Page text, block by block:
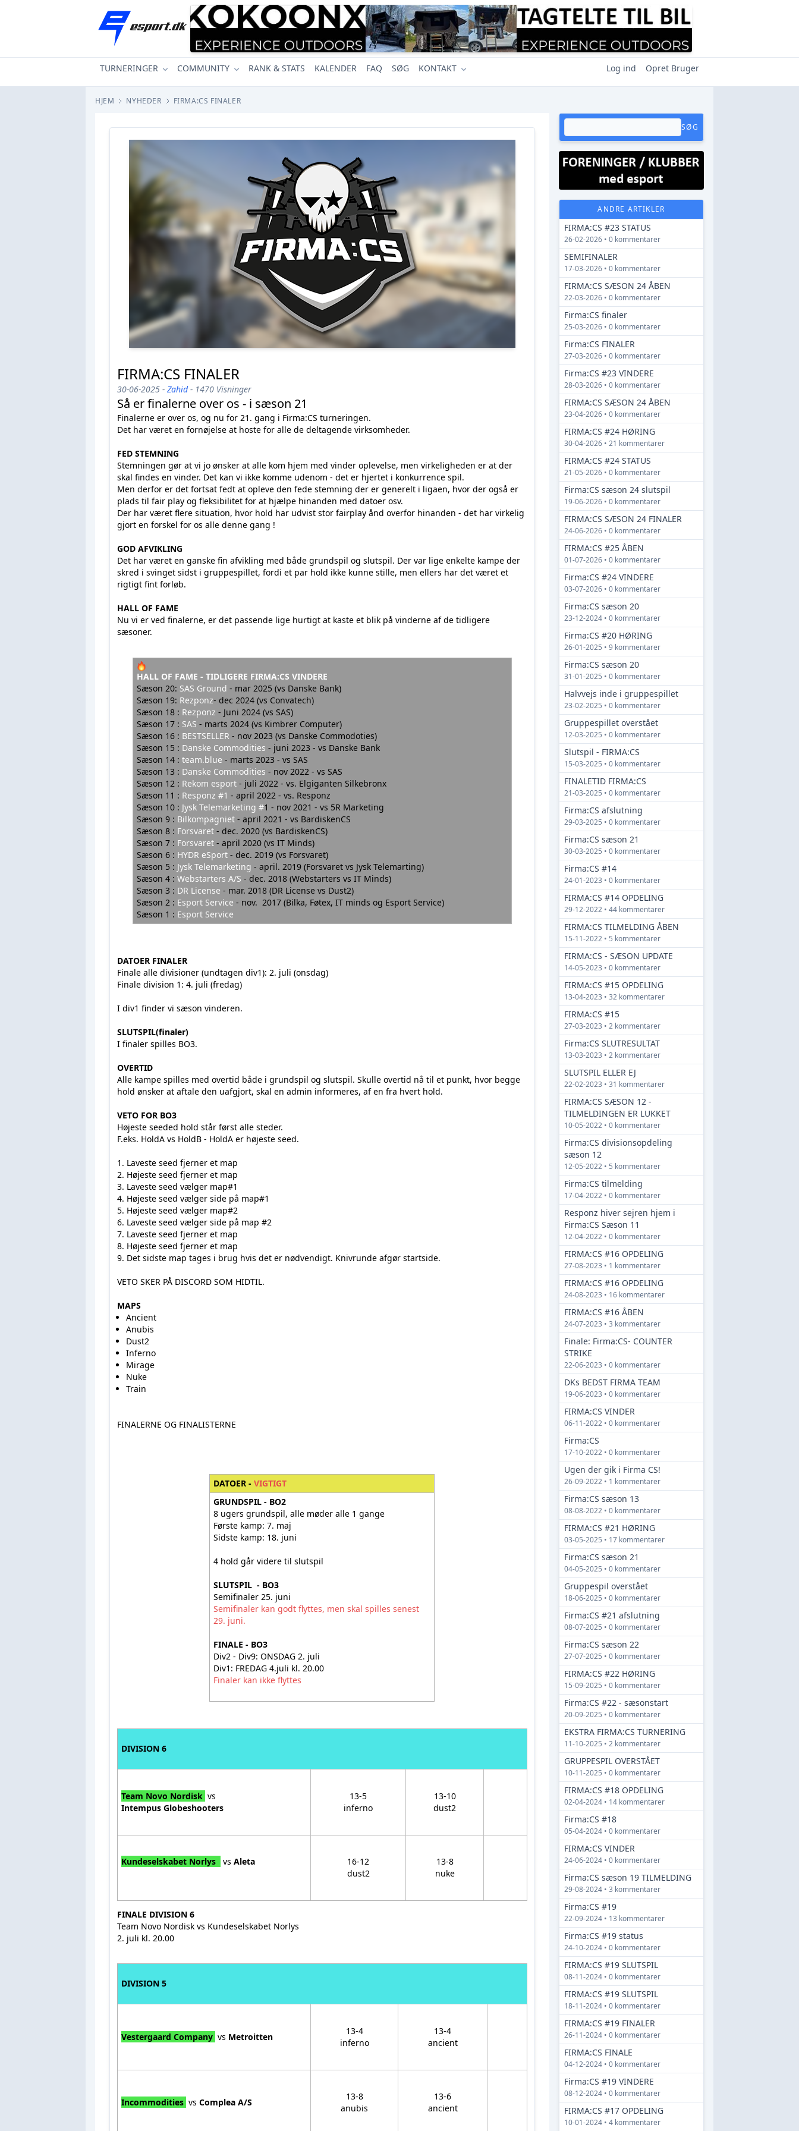
TURNERINGER COMMUNITY RANK & STATS KALENDER FAQ SØG KONTAKT Log ind Opret Bruger
HJEM NYHEDER FIRMA:CS FINALER
FIRMA:CS FINALER
30-06-2025 - Zahid- 1470 Visninger
Så er finalerne over os - i sæson 21
Finalerne er over os, og nu for 21. gang i Firma:CS turneringen.
Det har været en fornøjelse at hoste for alle de deltagende virksomheder.
FED STEMNING
Stemningen gør at vi jo ønsker at alle kom hjem med vinder oplevelse, men virkeligheden er at der
skal findes en vinder. Det kan vi ikke komme udenom - det er hjertet i konkurrence spil.
Men derfor er det fortsat fedt at opleve den fede stemning der er generelt i ligaen, hvor der også er
plads til fair play og fleksibilitet for at hjælpe hinanden med datoer osv.
Der har været flere situation, hvor hold har udvist stor fairplay ånd overfor hinanden - det har virkelig
gjort en forskel for os alle denne gang !
GOD AFVIKLING
Det har været en ganske fin afvikling med både grundspil og slutspil. Der var lige enkelte kampe der
skred i svinget sidst i gruppespillet, fordi et par hold ikke kunne stille, men ellers har det været et
rigtigt fint forløb.
HALL OF FAME
Nu vi er ved finalerne, er det passende lige hurtigt at kaste et blik på vinderne af de tidligere
sæsoner.
HALL OF FAME - TIDLIGERE FIRMA:CS VINDERE
Sæson 20: SAS Ground - mar 2025 (vs Danske Bank)
Sæson 19: Rezponz- dec 2024 (vs Convatech)
Sæson 18 : Rezponz - Juni 2024 (vs SAS)
Sæson 17 : SAS - marts 2024 (vs Kimbrer Computer)
Sæson 16 : BESTSELLER - nov 2023 (vs Danske Commodoties)
Sæson 15 : Danske Commodities - juni 2023 - vs Danske Bank
Sæson 14 : team.blue - marts 2023 - vs SAS
Sæson 13 : Danske Commodities - nov 2022 - vs SAS
Sæson 12 : Rekom esport- juli 2022 - vs. Elgiganten Silkebronx
Sæson 11 : Responz #1 - april 2022 - vs. Responz
Sæson 10 : Jysk Telemarketing #1 - nov 2021 - vs 5R Marketing
Sæson 9 : Bilkompagniet- april 2021 - vs BardiskenCS
Sæson 8 : Forsvaret- dec. 2020 (vs BardiskenCS)
Sæson 7 : Forsvaret- april 2020 (vs IT Minds)
Sæson 6 : HYDR eSport - dec. 2019 (vs Forsvaret)
Sæson 5 : Jysk Telemarketing - april. 2019 (Forsvaret vs Jysk Telemarting)
Sæson 4 : Webstarters A/S - dec. 2018 (Webstarters vs IT Minds)
Sæson 3 : DR License - mar. 2018 (DR License vs Dust2)
Sæson 2 : Esport Service - nov. 2017 (Bilka, Føtex, IT minds og Esport Service)
Sæson 1 : Esport Service
DATOER FINALER
Finale alle divisioner (undtagen div1): 2. juli (onsdag)
Finale division 1: 4. juli (fredag)
I div1 finder vi sæson vinderen.
SLUTSPIL(finaler)
I finaler spilles BO3.
OVERTID
Alle kampe spilles med overtid både i grundspil og slutspil. Skulle overtid nå til et punkt, hvor begge
hold ønsker at aftale den uafgjort, skal en admin informeres, af en fra hvert hold.
VETO FOR BO3
Højeste seeded hold står først alle steder.
F.eks. HoldA vs HoldB - HoldA er højeste seed.
1. Laveste seed fjerner et map
2. Højeste seed fjerner et map
3. Laveste seed vælger map#1
4. Højeste seed vælger side på map#1
5. Højeste seed vælger map#2
6. Laveste seed vælger side på map #2
7. Laveste seed fjerner et map
8. Højeste seed fjerner et map
9. Det sidste map tages i brug hvis det er nødvendigt. Knivrunde afgør startside.
VETO SKER PÅ DISCORD SOM HIDTIL.
MAPS
Ancient
Anubis
Dust2
Inferno
Mirage
Nuke
Train
FINALERNE OG FINALISTERNE
DATOER -VIGTIGT
GRUNDSPIL - BO2
8 ugers grundspil, alle møder alle 1 gange
Første kamp: 7. maj
Sidste kamp: 18. juni
4 hold går videre til slutspil
SLUTSPIL - BO3
Semifinaler 25. juni
Semifinaler kan godt flyttes, men skal spilles senest
29. juni.
FINALE - BO3
Div2 - Div9: ONSDAG 2. juli
Div1: FREDAG 4.juli kl. 20.00
Finaler kan ikke flyttes
DIVISION 6
Team Novo Nordisk vs
Intempus Globeshooters
13-5
inferno
13-10
dust2
Kundeselskabet Norlys vs Aleta
16-12
dust2
13-8
nuke
FINALE DIVISION 6
Team Novo Nordisk vs Kundeselskabet Norlys
2. juli kl. 20.00
DIVISION 5
Vestergaard Company vs Metroitten
13-4
inferno
13-4
ancient
Incommodities vs Complea A/S
13-8
anubis
13-6
ancient
SØG
ANDRE ARTIKLER
FIRMA:CS #23 STATUS
26-02-2026 • 0 kommentarer
SEMIFINALER
17-03-2026 • 0 kommentarer
FIRMA:CS SÆSON 24 ÅBEN
22-03-2026 • 0 kommentarer
Firma:CS finaler
25-03-2026 • 0 kommentarer
Firma:CS FINALER
27-03-2026 • 0 kommentarer
Firma:CS #23 VINDERE
28-03-2026 • 0 kommentarer
FIRMA:CS SÆSON 24 ÅBEN
23-04-2026 • 0 kommentarer
FIRMA:CS #24 HØRING
30-04-2026 • 21 kommentarer
FIRMA:CS #24 STATUS
21-05-2026 • 0 kommentarer
Firma:CS sæson 24 slutspil
19-06-2026 • 0 kommentarer
FIRMA:CS SÆSON 24 FINALER
24-06-2026 • 0 kommentarer
FIRMA:CS #25 ÅBEN
01-07-2026 • 0 kommentarer
Firma:CS #24 VINDERE
03-07-2026 • 0 kommentarer
Firma:CS sæson 20
23-12-2024 • 0 kommentarer
Firma:CS #20 HØRING
26-01-2025 • 9 kommentarer
Firma:CS sæson 20
31-01-2025 • 0 kommentarer
Halvvejs inde i gruppespillet
23-02-2025 • 0 kommentarer
Gruppespillet overstået
12-03-2025 • 0 kommentarer
Slutspil - FIRMA:CS
15-03-2025 • 0 kommentarer
FINALETID FIRMA:CS
21-03-2025 • 0 kommentarer
Firma:CS afslutning
29-03-2025 • 0 kommentarer
Firma:CS sæson 21
30-03-2025 • 0 kommentarer
Firma:CS #14
24-01-2023 • 0 kommentarer
FIRMA:CS #14 OPDELING
29-12-2022 • 44 kommentarer
FIRMA:CS TILMELDING ÅBEN
15-11-2022 • 5 kommentarer
FIRMA:CS - SÆSON UPDATE
14-05-2023 • 0 kommentarer
FIRMA:CS #15 OPDELING
13-04-2023 • 32 kommentarer
FIRMA:CS #15
27-03-2023 • 2 kommentarer
Firma:CS SLUTRESULTAT
13-03-2023 • 2 kommentarer
SLUTSPIL ELLER EJ
22-02-2023 • 31 kommentarer
FIRMA:CS SÆSON 12 -
TILMELDINGEN ER LUKKET
10-05-2022 • 0 kommentarer
Firma:CS divisionsopdeling
sæson 12
12-05-2022 • 5 kommentarer
Firma:CS tilmelding
17-04-2022 • 0 kommentarer
Responz hiver sejren hjem i
Firma:CS Sæson 11
12-04-2022 • 0 kommentarer
FIRMA:CS #16 OPDELING
27-08-2023 • 1 kommentarer
FIRMA:CS #16 OPDELING
24-08-2023 • 16 kommentarer
FIRMA:CS #16 ÅBEN
24-07-2023 • 3 kommentarer
Finale: Firma:CS- COUNTER
STRIKE
22-06-2023 • 0 kommentarer
DKs BEDST FIRMA TEAM
19-06-2023 • 0 kommentarer
FIRMA:CS VINDER
06-11-2022 • 0 kommentarer
Firma:CS
17-10-2022 • 0 kommentarer
Ugen der gik i Firma CS!
26-09-2022 • 1 kommentarer
Firma:CS sæson 13
08-08-2022 • 0 kommentarer
FIRMA:CS #21 HØRING
03-05-2025 • 17 kommentarer
Firma:CS sæson 21
04-05-2025 • 0 kommentarer
Gruppespil overstået
18-06-2025 • 0 kommentarer
Firma:CS #21 afslutning
08-07-2025 • 0 kommentarer
Firma:CS sæson 22
27-07-2025 • 0 kommentarer
FIRMA:CS #22 HØRING
15-09-2025 • 0 kommentarer
Firma:CS #22 - sæsonstart
20-09-2025 • 0 kommentarer
EKSTRA FIRMA:CS TURNERING
11-10-2025 • 2 kommentarer
GRUPPESPIL OVERSTÅET
10-11-2025 • 0 kommentarer
FIRMA:CS #18 OPDELING
02-04-2024 • 14 kommentarer
Firma:CS #18
05-04-2024 • 0 kommentarer
FIRMA:CS VINDER
24-06-2024 • 0 kommentarer
Firma:CS sæson 19 TILMELDING
29-08-2024 • 3 kommentarer
Firma:CS #19
22-09-2024 • 13 kommentarer
Firma:CS #19 status
24-10-2024 • 0 kommentarer
FIRMA:CS #19 SLUTSPIL
08-11-2024 • 0 kommentarer
FIRMA:CS #19 SLUTSPIL
18-11-2024 • 0 kommentarer
FIRMA:CS #19 FINALER
26-11-2024 • 0 kommentarer
FIRMA:CS FINALE
04-12-2024 • 0 kommentarer
Firma:CS #19 VINDERE
08-12-2024 • 0 kommentarer
FIRMA:CS #17 OPDELING
10-01-2024 • 4 kommentarer